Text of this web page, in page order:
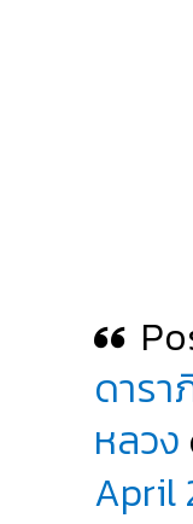
ดารา
หลวง
April